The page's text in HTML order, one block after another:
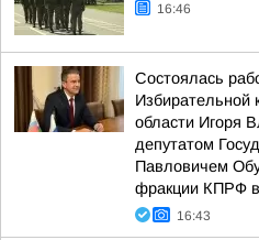
16:46
Состоялась
Избирательной
области Игоря
депутатом
Павловичем
фракции КПРФ в
16:43